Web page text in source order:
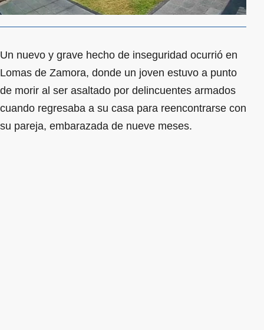
Un nuevo y grave hecho de inseguridad ocurrió en
Lomas de Zamora, donde un joven estuvo a punto
de morir al ser asaltado por delincuentes armados
cuando regresaba a su casa para reencontrarse con
su pareja, embarazada de nueve meses.